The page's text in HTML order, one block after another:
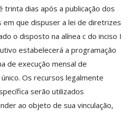
trinta dias após a publicação dos
que dispuser a lei de diretrizes
o disposto na alínea c do inciso I
estabelecerá a programação
de execução mensal de
Os recursos legalmente
serão utilizados
ao objeto de sua vinculação,